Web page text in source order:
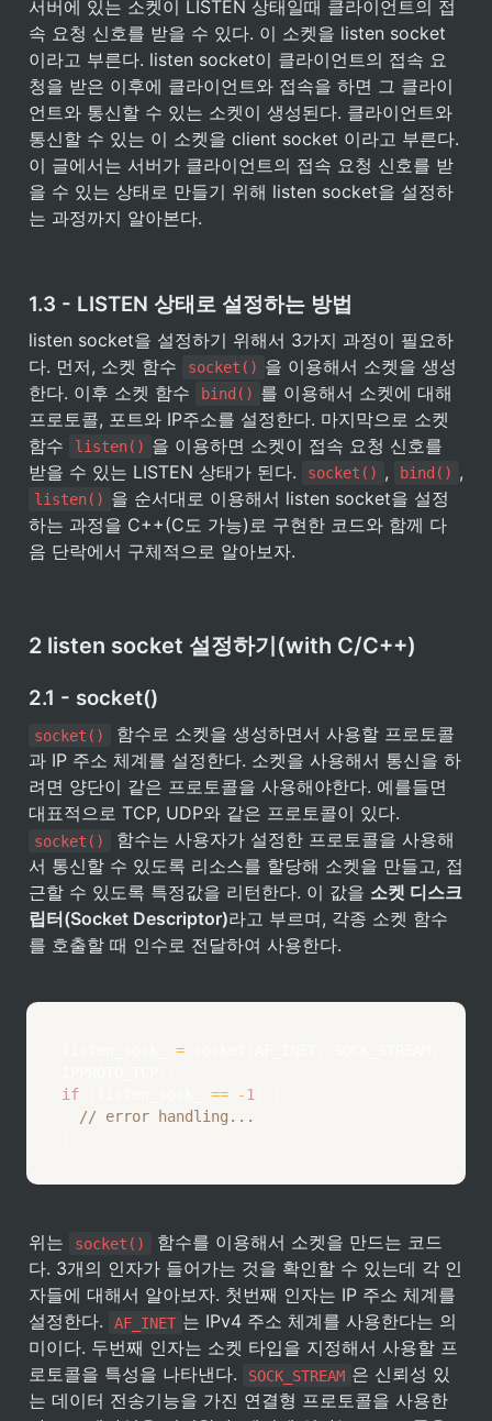
서버에 있는 소켓이 LISTEN 상태일때 클라이언트의 접
속 요청 신호를 받을 수 있다. 이 소켓을 listen socket
이라고 부른다. listen socket이 클라이언트의 접속 요
청을 받은 이후에 클라이언트와 접속을 하면 그 클라이
언트와 통신할 수 있는 소켓이 생성된다. 클라이언트와
통신할 수 있는 이 소켓을 client socket 이라고 부른다.
이 글에서는 서버가 클라이언트의 접속 요청 신호를 받
을 수 있는 상태로 만들기 위해 listen socket을 설정하
는 과정까지 알아본다.
1.3 - LISTEN 상태로 설정하는 방법
listen socket을 설정하기 위해서 3가지 과정이 필요하
다. 먼저, 소켓 함수
socket() 을 이용해서 소켓을 생성
한다. 이후 소켓 함수
bind() 를 이용해서 소켓에 대해
프로토콜, 포트와 IP주소를 설정한다. 마지막으로 소켓
함수
listen() 을 이용하면 소켓이 접속 요청 신호를
받을 수 있는 LISTEN 상태가 된다.
socket() , bind()
listen() 을 순서대로 이용해서 listen socket을 설정
하는 과정을 C++(C도 가능)로 구현한 코드와 함께 다
음 단락에서 구체적으로 알아보자.
2 listen socket 설정하기(with C/C++)
2.1 - socket()
socket()
함수로 소켓을 생성하면서 사용할 프로토콜
과 IP 주소 체계를 설정한다. 소켓을 사용해서 통신을 하
려면 양단이 같은 프로토콜을 사용해야한다. 예를들면
socket()
함수는 사용자가 설정한 프로토콜을 사용해
서 통신할 수 있도록 리소스를 할당해 소켓을 만들고, 접
근할 수 있도록 특정값을 리턴한다. 이 값을 소켓 디스크
립터(Socket Descriptor)라고 부르며, 각종 소켓 함수
를 호출할 때 인수로 전달하여 사용한다.
=
if
== -1
// error handling...
위는 socket()
함수를 이용해서 소켓을 만드는 코드
다. 3개의 인자가 들어가는 것을 확인할 수 있는데 각 인
자들에 대해서 알아보자. 첫번째 인자는 IP 주소 체계를
설정한다.
AF_INET 는 IPv4 주소 체계를 사용한다는 의
미이다. 두번째 인자는 소켓 타입을 지정해서 사용할 프
로토콜을 특성을 나타낸다.
SOCK_STREAM 은 신뢰성 있
는 데이터 전송기능을 가진 연결형 프로토콜을 사용한